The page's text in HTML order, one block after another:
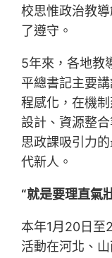
校思惟政治教
了遵守。
5年來，各地教
平總書記主要
程感化，在機
設計、資源整
思政課吸引力
代新人。
“就是要理直氣
本年1月20日至
活動在河北、